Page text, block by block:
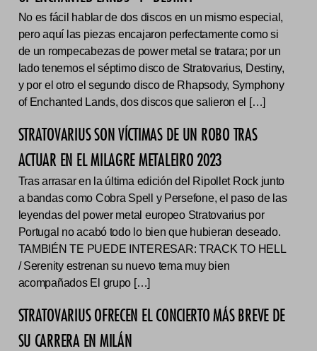
No es fácil hablar de dos discos en un mismo especial,
pero aquí las piezas encajaron perfectamente como si
de un rompecabezas de power metal se tratara; por un
lado tenemos el séptimo disco de Stratovarius, Destiny,
y por el otro el segundo disco de Rhapsody, Symphony
of Enchanted Lands, dos discos que salieron el […]
STRATOVARIUS SON VÍCTIMAS DE UN ROBO TRAS
ACTUAR EN EL MILAGRE METALEIRO 2023
Tras arrasar en la última edición del Ripollet Rock junto
a bandas como Cobra Spell y Persefone, el paso de las
leyendas del power metal europeo Stratovarius por
Portugal no acabó todo lo bien que hubieran deseado.
TAMBIÉN TE PUEDE INTERESAR: TRACK TO HELL
/ Serenity estrenan su nuevo tema muy bien
acompañados El grupo […]
STRATOVARIUS OFRECEN EL CONCIERTO MÁS BREVE DE
SU CARRERA EN MILÁN